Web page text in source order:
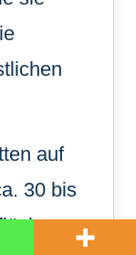
auf
30 bis